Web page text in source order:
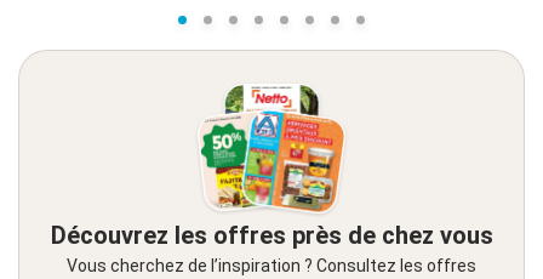
Découvrez les offres près de chez vous
Vous cherchez de l’inspiration ? Consultez les offres